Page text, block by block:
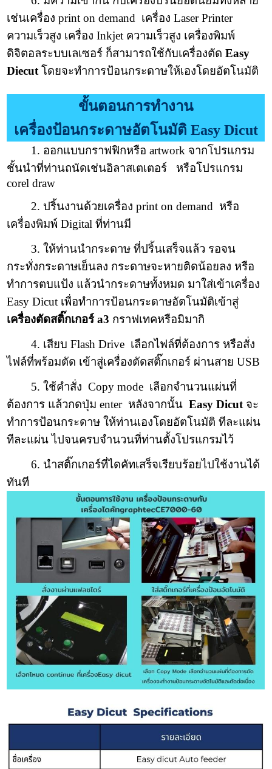
เช่นเครื่อง print on demand เครื่อง Laser Printer
ความเร็วสูง เครื่อง Inkjet ความเร็วสูง เครื่องพิมพ์
ดิจิตอลระบบเลเซอร์ ก็สามารถใช้กับเครื่องตัดEasy
Diecutโดยจะทำการป้อนกระดาษให้เองโดยอัตโนมัติ
ขั้นตอนการทำงาน
เครื่องป้อนกระดาษอัตโนมัติ Easy Dicut
1. ออกแบบกราฟฟิกหรือ artwork จากโปรแกรม
ชั้นนำที่ท่านถนัดเช่นอิลาสเตเตอร์ หรือโปรแกรม
corel draw
2. ปริ้นงานด้วยเครื่อง print on demand หรือ
เครื่องพิมพ์ Digital ที่ท่านมี
3. ให้ท่านนำกระดาษ ที่ปริ้นเสร็จแล้ว รอจน
กระทั่งกระดาษเย็นลง กระดาษจะหายติดน้อยลง หรือ
ทำการตบแป้ง แล้วนำกระดาษทั้งหมด มาใส่เข้าเครื่อง
Easy Dicut เพื่อทำการป้อนกระดาษอัตโนมัติเข้าสู่
เครื่องตัดสติ๊กเกอร์ a3 กราฟเทคหรือมิมากิ
4. เสียบ Flash Drive เลือกไฟล์ที่ต้องการ หรือสั่ง
ไฟล์ที่พร้อมตัด เข้าสู่เครื่องตัดสติ๊กเกอร์ ผ่านสาย USB
5. ใช้คำสั่ง Copy mode เลือกจำนวนแผ่นที่
ต้องการ แล้วกดปุ่ม enter หลังจากนั้นEasy Dicutจะ
ทำการป้อนกระดาษ ให้ท่านเองโดยอัตโนมัติ ทีละแผ่น
ทีละแผ่น ไปจนครบจำนวนที่ท่านตั้งโปรแกรมไว้
6. นำสติ๊กเกอร์ที่ไดคัทเสร็จเรียบร้อยไปใช้งานได้
ทันที